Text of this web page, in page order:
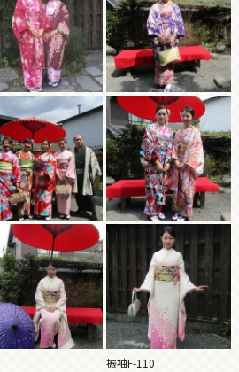
振袖F-110